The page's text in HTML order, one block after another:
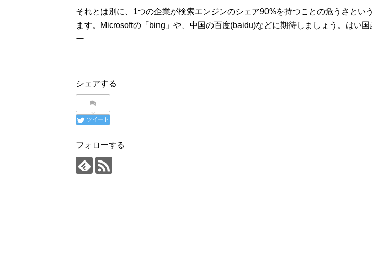
それとは別に、1つの企業が検索エンジンのシェア90%を持つことの危うさとい
ます。Microsoftの「bing」や、中国の百度(baidu)などに期待しましょう。はい
ー
シェアする
ツイート
フォローする